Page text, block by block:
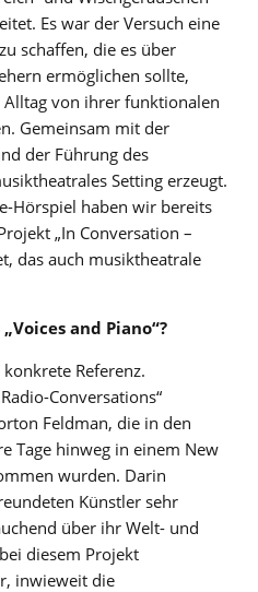
Es war der Versuch eine
schaffen, die es über
ermöglichen sollte,
Alltag von ihrer funktionalen
Gemeinsam mit der
der Führung des
Setting erzeugt.
Hörspiel haben wir bereits
„In Conversation –
das auch musiktheatrale
and Piano“?
konkrete Referenz.
Conversations“
Feldman, die in den
Tage hinweg in einem New
wurden. Darin
Künstler sehr
über ihr Welt- und
diesem Projekt
inwieweit die